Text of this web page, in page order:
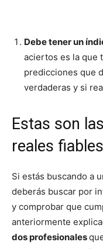
Debe tener un
aciertos es la que
predicciones que
verdaderas y si
Estas son
reales fiables
Si estás buscando a
deberás buscar por
y comprobar que
anteriormente
dos profesionales